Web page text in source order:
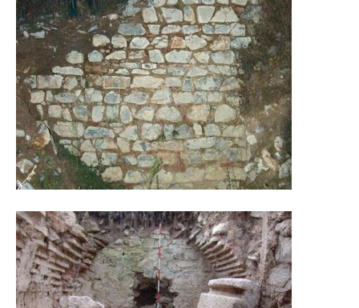
Братишевцу, на којем је пронађен доњи део
монументалне античке скулптуре.
Занимљиво је поменути и да се у атару села
Модра Стена наишло на касноантички
објекат са гробницом.